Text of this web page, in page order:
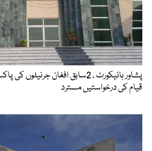
پشاور ہائیکورٹ ، 2سابق افغان
قیام کی درخواستیں مسترد